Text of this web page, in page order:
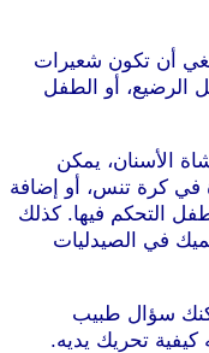
أن تكون شعيرات
الرضيع، أو الطفل
الأسنان، يمكن
في كرة تنس، أو إضافة
التحكم فيها. كذلك
في الصيدليات
سؤال طبيب
كيفية تحريك يديه.